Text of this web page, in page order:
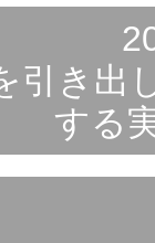
引き
する